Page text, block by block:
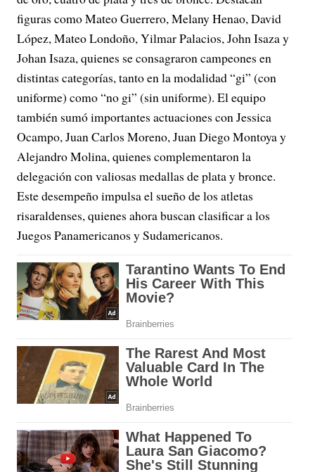
figuras como Mateo Guerrero, Melany Henao, David
López, Mateo Londoño, Yilmar Palacios, John Isaza y
Johan Isaza, quienes se consagraron campeones en
distintas categorías, tanto en la modalidad “gi” (con
uniforme) como “no gi” (sin uniforme). El equipo
también sumó importantes actuaciones con Jessica
Ocampo, Juan Carlos Moreno, Juan Diego Montoya y
Alejandro Molina, quienes complementaron la
delegación con valiosas medallas de plata y bronce.
Este desempeño impulsa el sueño de los atletas
risaraldenses, quienes ahora buscan clasificar a los
Juegos Panamericanos y Sudamericanos.